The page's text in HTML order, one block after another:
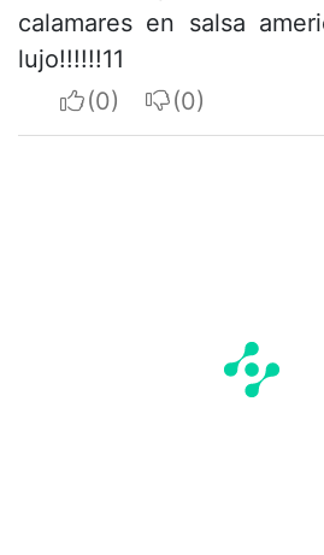
calamares en salsa
lujo!!!!!!11
I apreciateI do not